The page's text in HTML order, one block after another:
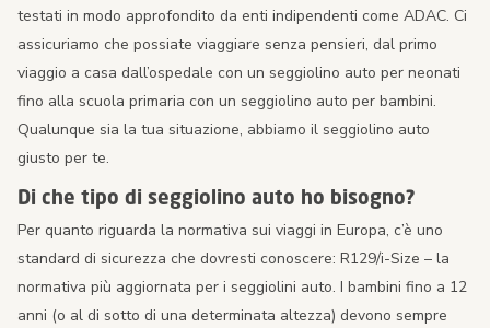
testati in modo approfondito da enti indipendenti come ADAC. Ci
assicuriamo che possiate viaggiare senza pensieri, dal primo
viaggio a casa dall’ospedale con un seggiolino auto per neonati
fino alla scuola primaria con un seggiolino auto per bambini.
Qualunque sia la tua situazione, abbiamo il seggiolino auto
giusto per te.
Di che tipo di seggiolino auto ho bisogno?
Per quanto riguarda la normativa sui viaggi in Europa, c’è uno
standard di sicurezza che dovresti conoscere: R129/i-Size – la
normativa più aggiornata per i seggiolini auto. I bambini fino a 12
anni (o al di sotto di una determinata altezza) devono sempre